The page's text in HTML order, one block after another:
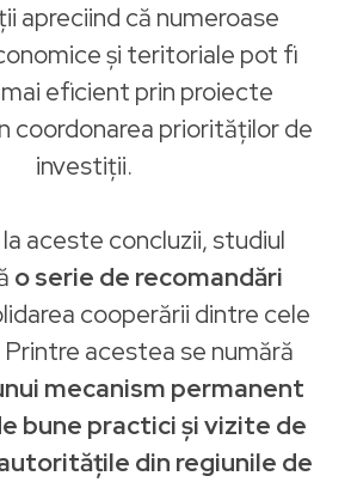
apreciind că numeroase
și teritoriale pot fi
eficient prin proiecte
coordonarea priorităților de
investiții.
aceste concluzii, studiul
o serie de recomandări
cooperării dintre cele
acestea se numără
mecanism permanent
bune practici și vizite de
din regiunile de